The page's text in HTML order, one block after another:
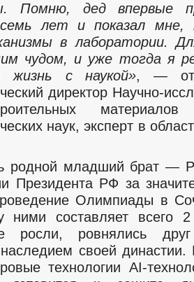
Помню, дед впервые
лет и показал мне,
в лаборатории.
чудом, и уже тогда я
жизнь с наукой», —
директор Научно-
наук, эксперт в
родной младший брат —
Президента РФ за
Олимпиады в
ними составляет всего
росли, ровнялись
своей династии.
технологии AI-